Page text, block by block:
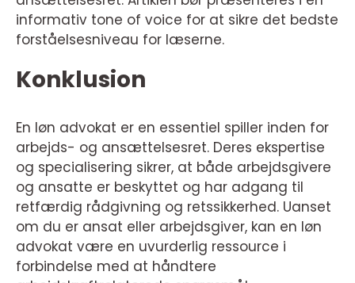
informativ tone of voice for at sikre det bedste
forståelsesniveau for læserne.
Konklusion
En løn advokat er en essentiel spiller inden for
arbejds- og ansættelsesret. Deres ekspertise
og specialisering sikrer, at både arbejdsgivere
og ansatte er beskyttet og har adgang til
retfærdig rådgivning og retssikkerhed. Uanset
om du er ansat eller arbejdsgiver, kan en løn
advokat være en uvurderlig ressource i
forbindelse med at håndtere